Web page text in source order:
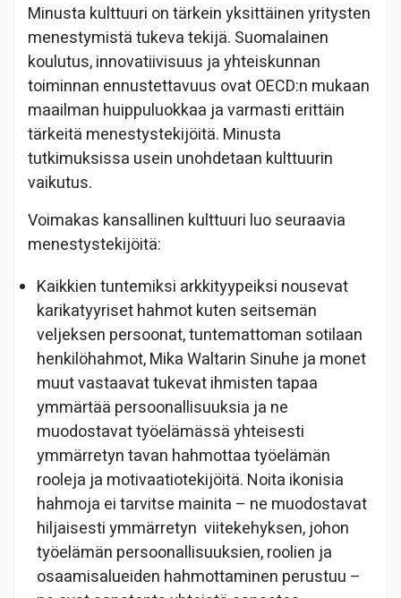
Minusta kulttuuri on tärkein yksittäinen yritysten
menestymistä tukeva tekijä. Suomalainen
koulutus, innovatiivisuus ja yhteiskunnan
toiminnan ennustettavuus ovat OECD:n mukaan
maailman huippuluokkaa ja varmasti erittäin
tärkeitä menestystekijöitä. Minusta
tutkimuksissa usein unohdetaan kulttuurin
vaikutus.
Voimakas kansallinen kulttuuri luo seuraavia
menestystekijöitä:
Kaikkien tuntemiksi arkkityypeiksi nousevat
karikatyyriset hahmot kuten seitsemän
veljeksen persoonat, tuntemattoman sotilaan
henkilöhahmot, Mika Waltarin Sinuhe ja monet
muut vastaavat tukevat ihmisten tapaa
ymmärtää persoonallisuuksia ja ne
muodostavat työelämässä yhteisesti
ymmärretyn tavan hahmottaa työelämän
rooleja ja motivaatiotekijöitä. Noita ikonisia
hahmoja ei tarvitse mainita – ne muodostavat
hiljaisesti ymmärretyn viitekehyksen, johon
työelämän persoonallisuuksien, roolien ja
osaamisalueiden hahmottaminen perustuu –